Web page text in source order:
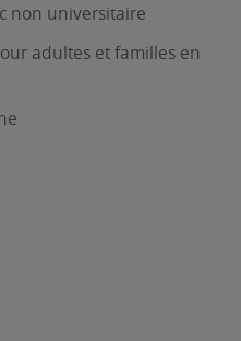
non universitaire
adultes et familles en